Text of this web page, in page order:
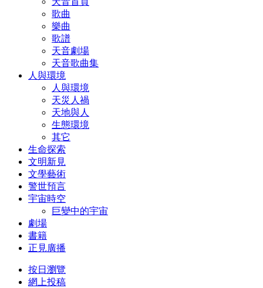
歌曲
樂曲
歌譜
天音劇場
天音歌曲集
人與環境
人與環境
天災人禍
天地與人
生態環境
其它
生命探索
文明新見
文學藝術
警世預言
宇宙時空
巨變中的宇宙
劇場
書籍
正見廣播
按日瀏覽
網上投稿